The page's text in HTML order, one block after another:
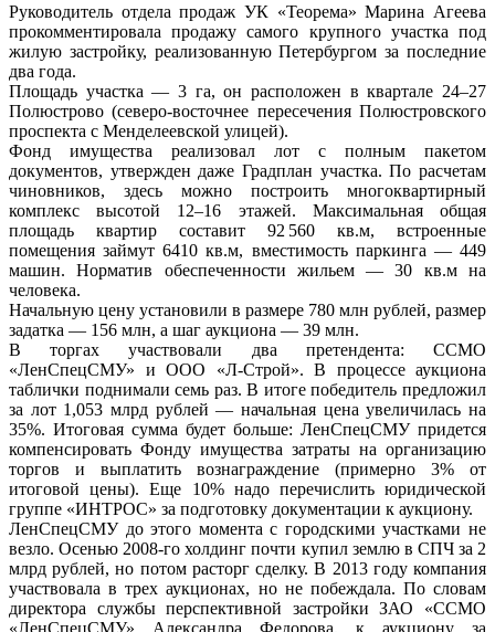
Руководитель отдела продаж УК «Теорема» Марина Агеева
прокомментировала продажу самого крупного участка под
жилую застройку, реализованную Петербургом за последние
два года.
Площадь участка — 3 га, он расположен в квартале 24–27
Полюстрово (северо-восточнее пересечения Полюстровского
проспекта с Менделеевской улицей).
Фонд имущества реализовал лот с полным пакетом
документов, утвержден даже Градплан участка. По расчетам
чиновников, здесь можно построить многоквартирный
комплекс высотой 12–16 этажей. Максимальная общая
площадь квартир составит 92 560 кв.м, встроенные
помещения займут 6410 кв.м, вместимость паркинга — 449
машин. Норматив обеспеченности жильем — 30 кв.м на
человека.
Начальную цену установили в размере 780 млн рублей, размер
задатка — 156 млн, а шаг аукциона — 39 млн.
В торгах участвовали два претендента: ССМО
«ЛенСпецСМУ» и ООО «Л‑Строй». В процессе аукциона
таблички поднимали семь раз. В итоге победитель предложил
за лот 1,053 млрд рублей — начальная цена увеличилась на
35%. Итоговая сумма будет больше: ЛенСпецСМУ придется
компенсировать Фонду имущества затраты на организацию
торгов и выплатить вознаграждение (примерно 3% от
итоговой цены). Еще 10% надо перечислить юридической
группе «ИНТРОС» за подготовку документации к аукциону.
ЛенСпецСМУ до этого момента с городскими участками не
везло. Осенью 2008‑го холдинг почти купил землю в СПЧ за 2
млрд рублей, но потом расторг сделку. В 2013 году компания
участвовала в трех аукционах, но не побеждала. По словам
директора службы перспективной застройки ЗАО «ССМО
«ЛенСпецСМУ» Александра Федорова, к аукциону за